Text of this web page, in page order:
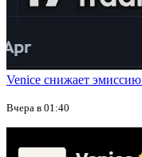
Venice снижает
Вчера в 01:40